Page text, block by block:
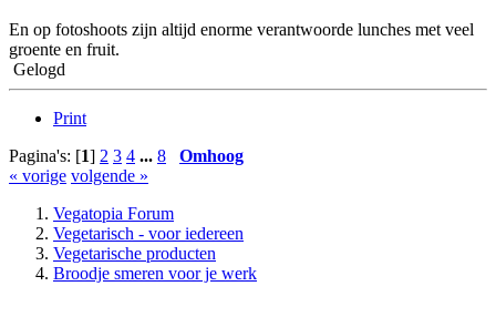
En op fotoshoots zijn altijd enorme verantwoorde lunches met veel
groente en fruit.
Gelogd
Print
Pagina's: [1] 2 3 4 ... 8
Omhoog
« vorige volgende »
Vegatopia Forum
Vegetarisch - voor iedereen
Vegetarische producten
Broodje smeren voor je werk